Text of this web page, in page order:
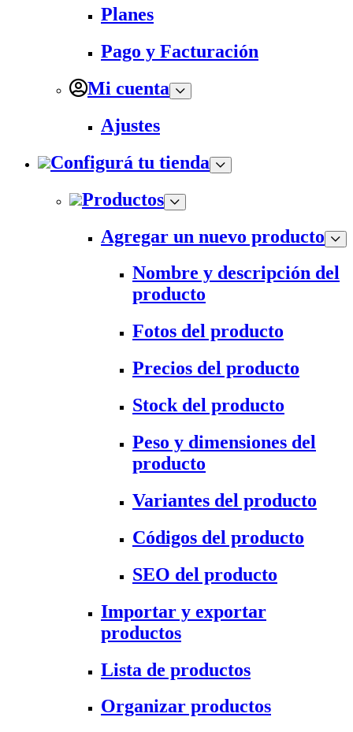
Planes
Pago y Facturación
Mi cuenta
Ajustes
Configurá tu tienda
Productos
Agregar un nuevo producto
Nombre y descripción del
producto
Fotos del producto
Precios del producto
Stock del producto
Peso y dimensiones del
producto
Variantes del producto
Códigos del producto
SEO del producto
Importar y exportar
productos
Lista de productos
Organizar productos